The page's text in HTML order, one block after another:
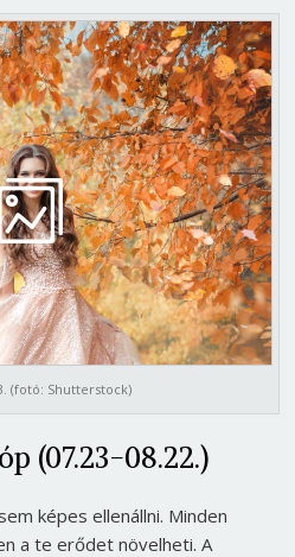
(fotó: Shutterstock)
(07.23-08.22.)
képes ellenállni. Minden
a te erődet növelheti. A